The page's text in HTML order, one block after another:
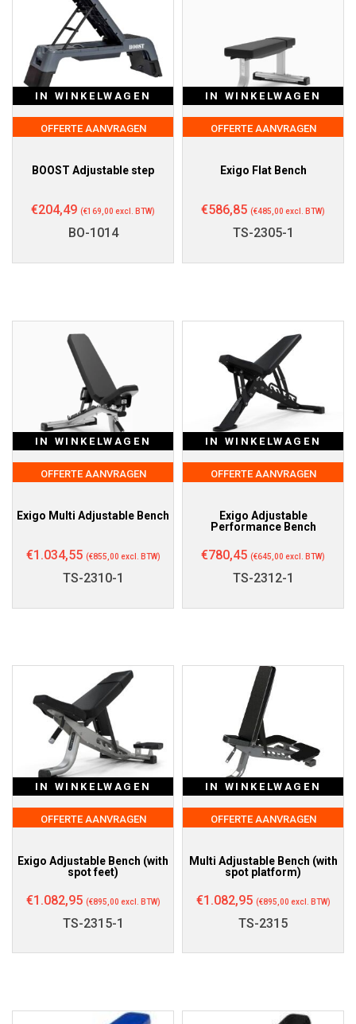
IN WINKELWAGEN
OFFERTE AANVRAGEN
BOOST Adjustable step
€204,49 (€169,00 excl. BTW)
BO-1014
IN WINKELWAGEN
OFFERTE AANVRAGEN
Exigo Flat Bench
€586,85 (€485,00 excl. BTW)
TS-2305-1
IN WINKELWAGEN
OFFERTE AANVRAGEN
Exigo Multi Adjustable Bench
€1.034,55 (€855,00 excl. BTW)
TS-2310-1
IN WINKELWAGEN
OFFERTE AANVRAGEN
Exigo Adjustable
Performance Bench
€780,45 (€645,00 excl. BTW)
TS-2312-1
IN WINKELWAGEN
OFFERTE AANVRAGEN
Exigo Adjustable Bench (with
spot feet)
€1.082,95 (€895,00 excl. BTW)
TS-2315-1
IN WINKELWAGEN
OFFERTE AANVRAGEN
Multi Adjustable Bench (with
spot platform)
€1.082,95 (€895,00 excl. BTW)
TS-2315